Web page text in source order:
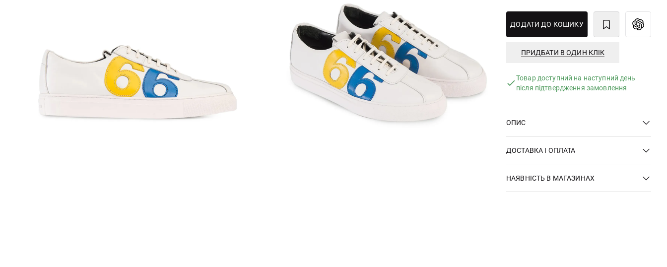
ДОДАТИ ДО КОШИКУ
ПРИДБАТИ В ОДИН КЛІК
Товар доступний на наступний день
після підтвердження замовлення
ОПИС
ДОСТАВКА І ОПЛАТА
НАЯВНІСТЬ В МАГАЗИНАХ